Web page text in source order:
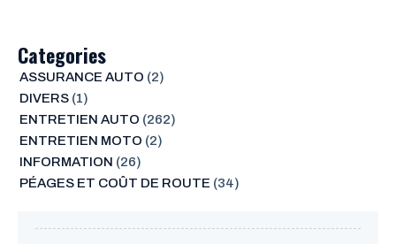
Categories
ASSURANCE AUTO (2)
DIVERS(1)
ENTRETIEN AUTO (262)
ENTRETIEN MOTO (2)
INFORMATION (26)
PÉAGES ET COÛT DE ROUTE (34)